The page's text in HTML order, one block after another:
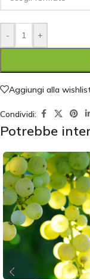
- +
Aggiungi alla
Condividi:
Potrebbe